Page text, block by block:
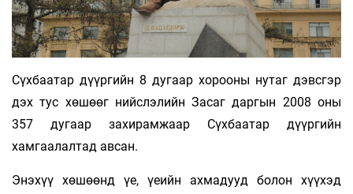
Сүхбаатар дүүргийн 8 дугаар хорооны нутаг дэвсгэр
дэх тус хөшөөг нийслэлийн Засаг даргын 2008 оны
357 дугаар захирамжаар Сүхбаатар дүүргийн
хамгаалалтад авсан.
Энэхүү хөшөөнд үе, үеийн ахмадууд болон хүүхэд